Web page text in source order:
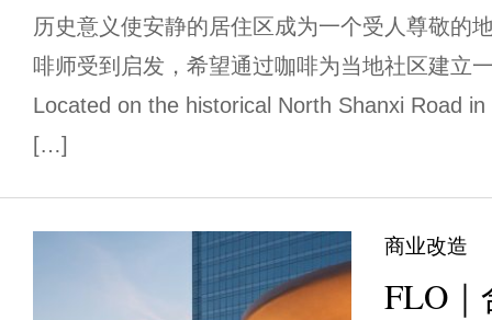
历史意义使安静的居住区成为一个受人尊敬的
啡师受到启发，希望通过咖啡为当地社区建立
Located on the historical North Shanxi Road
[…]
商业改造
FLO